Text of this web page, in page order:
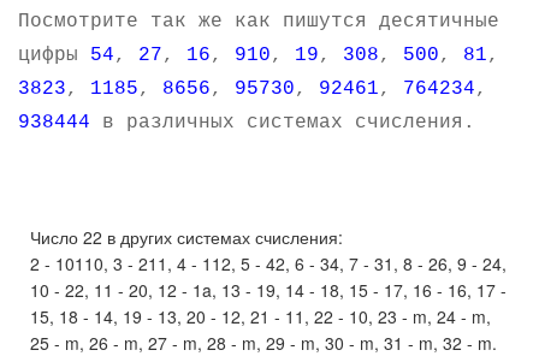
Посмотрите так же как пишутся десятичные
цифры 54, 27, 16, 910, 19, 308, 500, 81,
3823, 1185, 8656, 95730, 92461, 764234,
938444 в различных системах счисления.
Число 22 в других системах счисления:
2 - 10110, 3 - 211, 4 - 112, 5 - 42, 6 - 34, 7 - 31, 8 - 26, 9 - 24,
10 - 22, 11 - 20, 12 - 1a, 13 - 19, 14 - 18, 15 - 17, 16 - 16, 17 -
15, 18 - 14, 19 - 13, 20 - 12, 21 - 11, 22 - 10, 23 - m, 24 - m,
25 - m, 26 - m, 27 - m, 28 - m, 29 - m, 30 - m, 31 - m, 32 - m.